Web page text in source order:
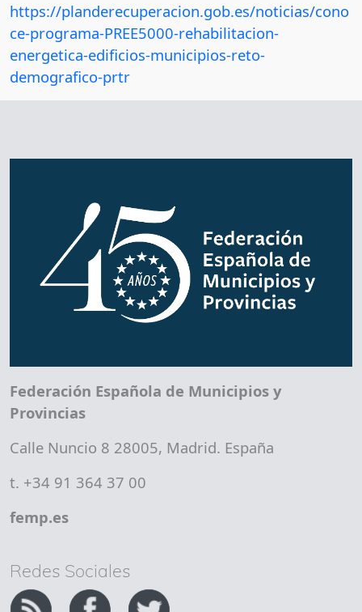
https://planderecuperacion.gob.es/noticias/cono
ce-programa-PREE5000-rehabilitacion-
energetica-edificios-municipios-reto-
demografico-prtr
Federación Española de Municipios y
Provincias
Calle Nuncio 8 28005, Madrid. España
t. +34 91 364 37 00
femp.es
Redes Sociales